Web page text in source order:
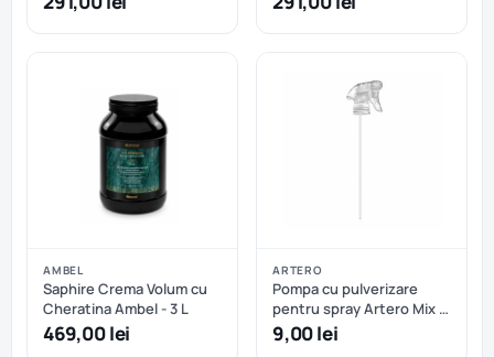
AMBEL
Saphire Crema Volum cu
Cheratina Ambel - 3 L
469,00 lei
ARTERO
Pompa cu pulverizare
pentru spray Artero Mix 1
L
9,00 lei